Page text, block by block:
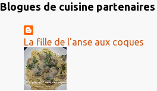
Blogues de cuisine partenaires
La fille de l'anse aux coques